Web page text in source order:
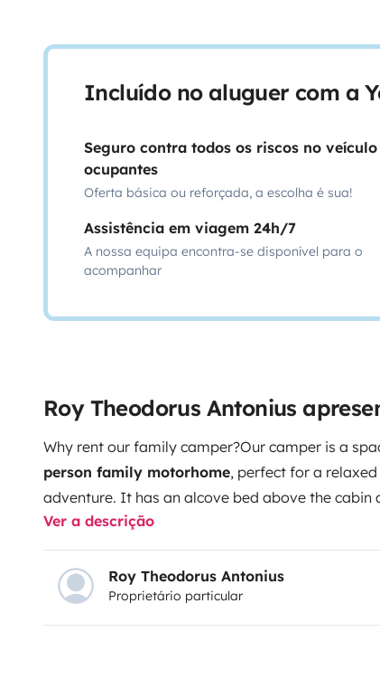
Incluído no aluguer com a
Seguro contra todos os riscos no veículo
ocupantes
Oferta básica ou reforçada, a escolha é sua!
Assistência em viagem 24h/7
A nossa equipa encontra-se disponível para o
acompanhar
Roy Theodorus Antonius
Why rent our family camper?Our camper is a
person family motorhome, perfect for a
adventure. It has an alcove bed above the
practical and comfortable choice for families or
convenient table behind the driver’s seats,
when parked. This makes it a pleasant place to
during your journey.The camper is delivered
complete kitchen inventory, including a kettle,
Ver a descrição
Roy Theodorus Antonius
Proprietário particular